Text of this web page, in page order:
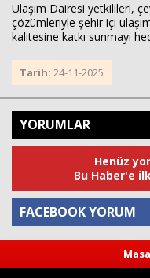
Ulaşım Dairesi yetkilileri,
çözümleriyle şehir içi
kalitesine katkı sunmayı
Tarih: 24-11-2025
YORUMLAR
Henüz
Bu Haber'e
FACEBOOK YORUM